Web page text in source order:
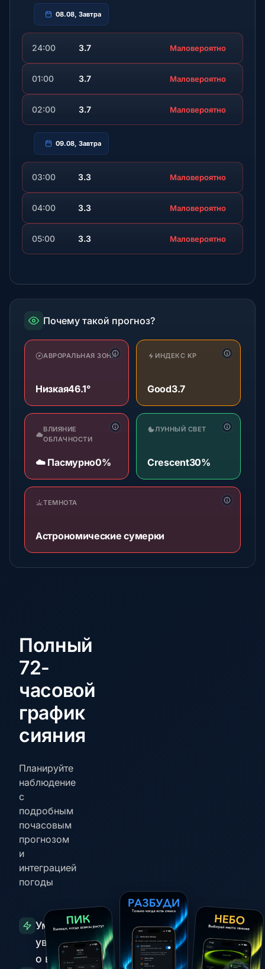
08.08, Завтра
24:00 3.7 Маловероятно
01:00 3.7 Маловероятно
02:00 3.7 Маловероятно
09.08, Завтра
03:00 3.3 Маловероятно
04:00 3.3 Маловероятно
05:00 3.3 Маловероятно
Почему такой прогноз?
АВРОРАЛЬНАЯ ЗОНА
Низкая46.1°
ИНДЕКС KP
Good3.7
ВЛИЯНИЕ
ОБЛАЧНОСТИ
☁️ Пасмурно0%
ЛУННЫЙ СВЕТ
Crescent30%
ТЕМНОТА
Астрономические сумерки
Полный
72-
часовой
график
сияния
Планируйте
наблюдение
с
подробным
почасовым
прогнозом
и
интеграцией
погоды
Умные
уведомления
о всплесках